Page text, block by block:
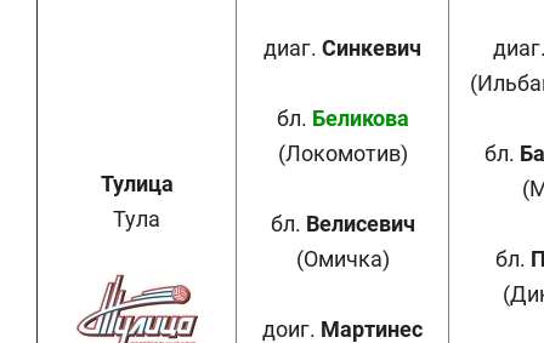
Тулица
Тула
диаг. Синкевич
бл. Беликова
(Локомотив)
бл. Велисевич
(Омичка)
доиг. Мартинес
бл.
бл.